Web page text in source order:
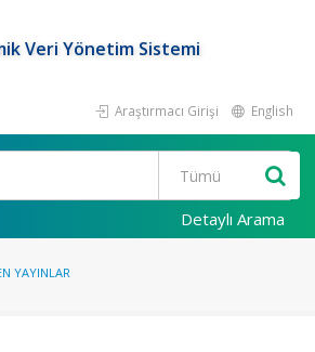
Veri Yönetim Sistemi
Araştırmacı Girişi English
Detaylı Arama
YAYINLAR